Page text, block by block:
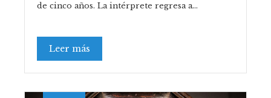
de cinco años. La intérprete regresa a…
Leer más